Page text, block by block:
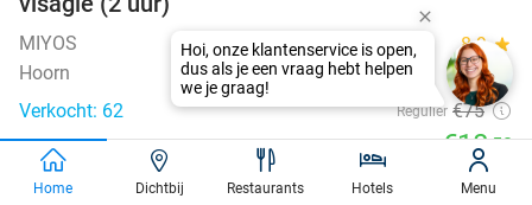
MIYOS 8.9 star
Hoorn
Verkocht: 62
Regulier €75
€18,50
favorite_border
Home Dichtbij Restaurants Hotels Menu
Hoi, onze klantenservice is open,
dus als je een vraag hebt helpen
we je graag!